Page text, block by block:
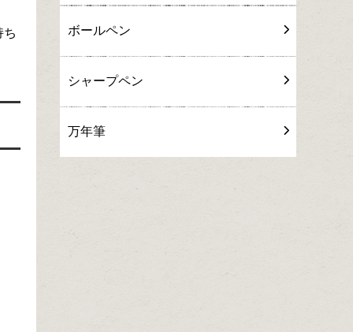
ち ボールペン
シャープペン
万年筆